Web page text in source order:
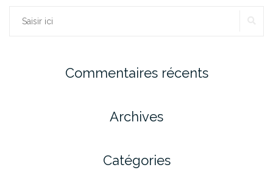
Rechercher :
Commentaires récents
Archives
Catégories